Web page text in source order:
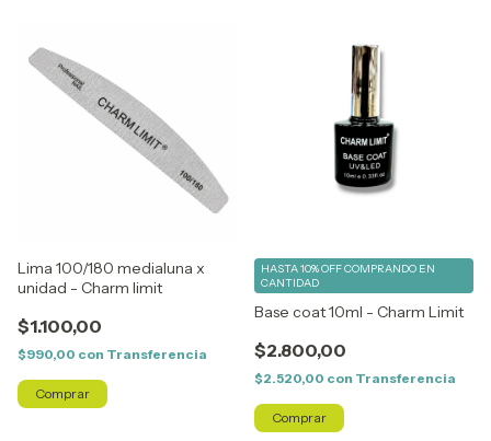
Lima 100/180 medialuna x
unidad - Charm limit
$1.100,00
$990,00 con Transferencia
Base coat 10ml - Charm Limit
$2.800,00
HASTA 10% OFFCOMPRANDO EN
CANTIDAD
$2.520,00 con Transferencia